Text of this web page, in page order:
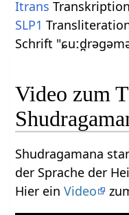
Itrans
SLP1
Schrift
Video zum
Shudragamana
der Sprache der
Hier einVideo